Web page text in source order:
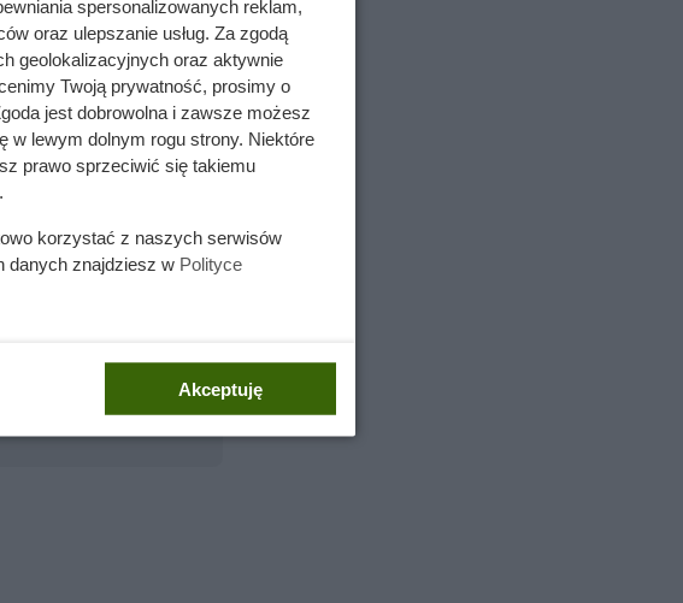
działania
dobrym
jeśli weźmiemy pod
brąz lub jasny brąz.
spersonalizowanych reklam,
oraz ulepszanie usług. Za zgodą
geolokalizacyjnych oraz aktywnie
Twoją prywatność, prosimy o
jest dobrowolna i zawsze możesz
w lewym dolnym rogu strony. Niektóre
prawo sprzeciwić się takiemu
korzystać z naszych serwisów
danych znajdziesz w Polityce
Akceptuję